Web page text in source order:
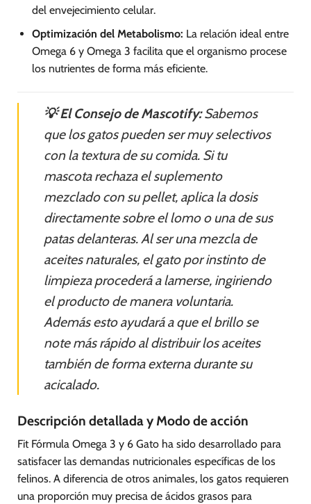
del envejecimiento celular.
Optimización del Metabolismo: La relación ideal entre
Omega 6 y Omega 3 facilita que el organismo procese
los nutrientes de forma más eficiente.
💡 El Consejo de Mascotify:Sabemos
que los gatos pueden ser muy selectivos
con la textura de su comida. Si tu
mascota rechaza el suplemento
mezclado con su pellet, aplica la dosis
directamente sobre el lomo o una de sus
patas delanteras. Al ser una mezcla de
aceites naturales, el gato por instinto de
limpieza procederá a lamerse, ingiriendo
el producto de manera voluntaria.
Además esto ayudará a que el brillo se
note más rápido al distribuir los aceites
también de forma externa durante su
acicalado.
Descripción detallada y Modo de acción
Fit Fórmula Omega 3 y 6 Gato ha sido desarrollado para
satisfacer las demandas nutricionales específicas de los
felinos. A diferencia de otros animales, los gatos requieren
una proporción muy precisa de ácidos grasos para